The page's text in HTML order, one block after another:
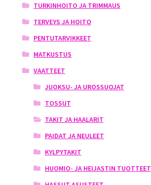
TURKINHOITO JA TRIMMAUS
TERVEYS JA HOITO
PENTUTARVIKKEET
MATKUSTUS
VAATTEET
JUOKSU- JA UROSSUOJAT
TOSSUT
TAKIT JA HAALARIT
PAIDAT JA NEULEET
KYLPYTAKIT
HUOMIO- JA HEIJASTIN TUOTTEET